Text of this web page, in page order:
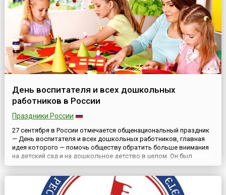
День воспитателя и всех дошкольных
работников в России
Праздники России
27 сентября в России отмечается общенациональный праздник
— День воспитателя и всех дошкольных работников, главная
идея которого — помочь обществу обратить больше внимания
на детский сад и на дошкольное детство в целом. Он был
учреждён по инициативе ряда российских педагогических
дошкольных программ, педагогами детских садов и
родителями....